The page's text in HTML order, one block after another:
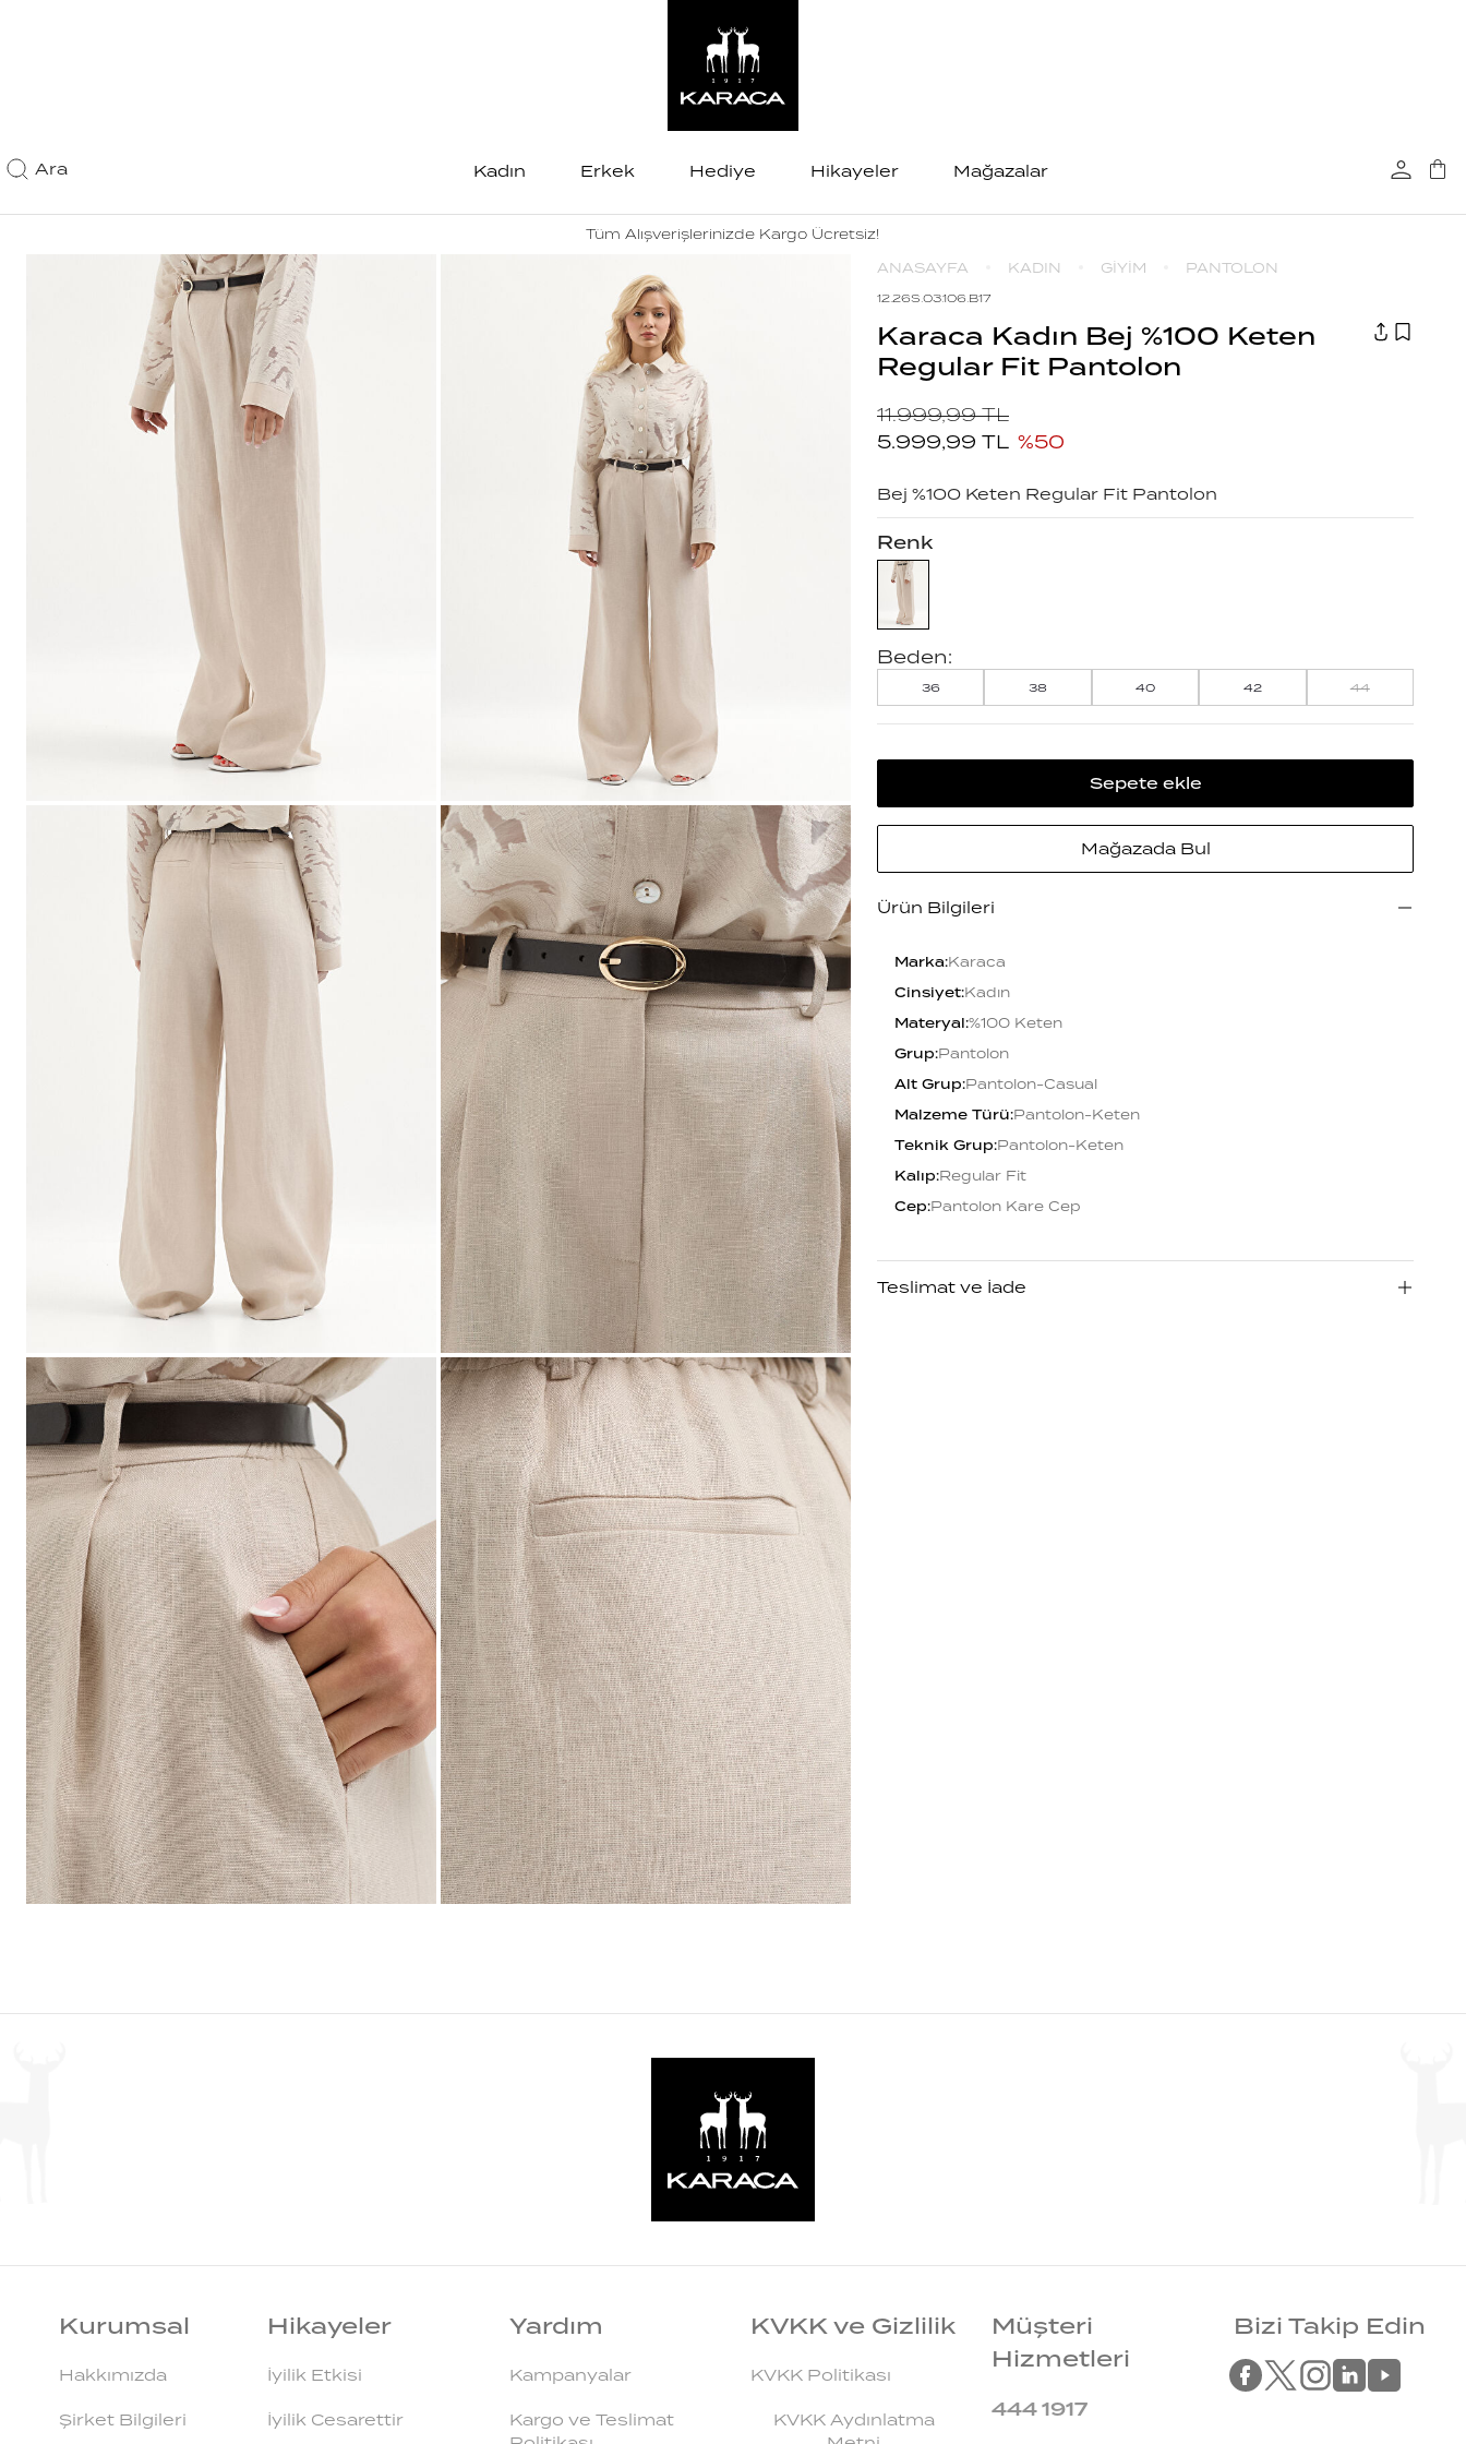
Ara Kadın Erkek Hediye Hikayeler Mağazalar
Tüm Alışverişlerinizde Kargo Ücretsiz!
ANASAYFA KADIN GİYİM PANTOLON
12.26S.03.106.B17
Karaca Kadın Bej %100 Keten
Regular Fit Pantolon
11.999,99 TL
5.999,99 TL %50
Bej %100 Keten Regular Fit Pantolon
Renk
Beden:
36 38 40 42 44
Sepete ekle
Mağazada Bul
Ürün Bilgileri
Marka:Karaca
Cinsiyet:Kadın
Materyal:%100 Keten
Grup:Pantolon
Alt Grup:Pantolon-Casual
Malzeme Türü:Pantolon-Keten
Teknik Grup:Pantolon-Keten
Kalıp:Regular Fit
Cep:Pantolon Kare Cep
Teslimat ve İade
Kurumsal
Hakkımızda
Şirket Bilgileri
Hikayeler
İyilik Etkisi
İyilik Cesarettir
Yardım
Kampanyalar
Kargo ve Teslimat
KVKK ve Gizlilik
KVKK Politikası
KVKK Aydınlatma
Müşteri
Hizmetleri
444 1917
Bizi Takip Edin